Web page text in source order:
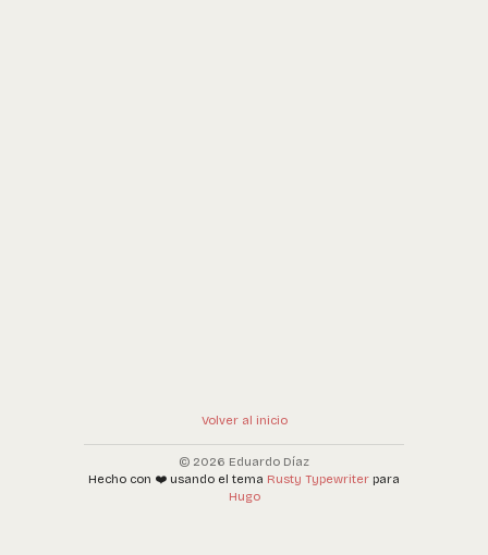
Volver al inicio
© 2026 Eduardo Díaz
Hecho con ❤️ usando el tema Rusty Typewriter para
Hugo